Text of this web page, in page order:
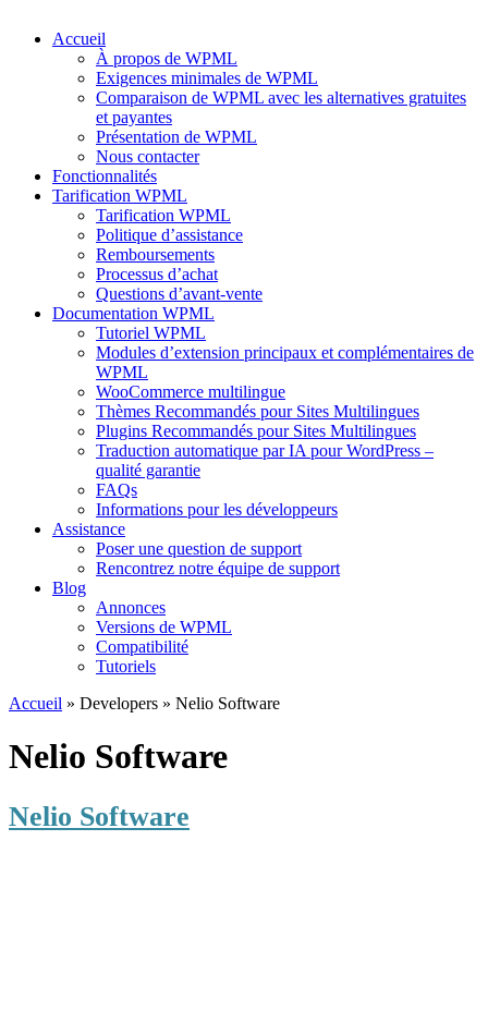
Accueil
À propos de WPML
Exigences minimales de WPML
Comparaison de WPML avec les alternatives gratuites
et payantes
Présentation de WPML
Nous contacter
Fonctionnalités
Tarification WPML
Tarification WPML
Politique d’assistance
Remboursements
Processus d’achat
Questions d’avant-vente
Documentation WPML
Tutoriel WPML
Modules d’extension principaux et complémentaires de
WPML
WooCommerce multilingue
Thèmes Recommandés pour Sites Multilingues
Plugins Recommandés pour Sites Multilingues
Traduction automatique par IA pour WordPress –
qualité garantie
FAQs
Informations pour les développeurs
Assistance
Poser une question de support
Rencontrez notre équipe de support
Blog
Annonces
Versions de WPML
Compatibilité
Tutoriels
Accueil » Developers » Nelio Software
Nelio Software
Nelio Software